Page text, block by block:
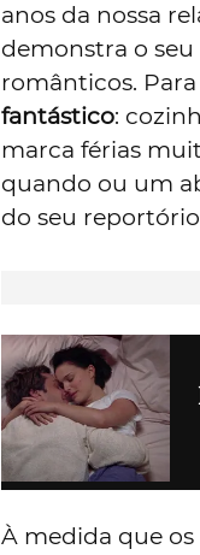
anos da nossa
demonstra o
românticos.
fantástico:
marca férias
quando ou um
do seu
À medida que